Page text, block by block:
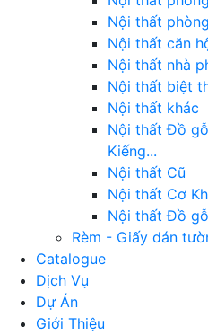
Nội thất
Nội thất căn
Nội thất nhà
Nội thất biệt
Nội thất khác
Nội thất Đồ
Kiếng...
Nội thất Cũ
Nội thất Cơ
Nội thất Đồ gỗ
Rèm - Giấy dán
Catalogue
Dịch Vụ
Dự Án
Giới Thiệu